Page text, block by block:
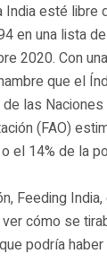
esté libre
en una lista
2020. Con
que el
las
(FAO)
el 14% de la
Feeding
cómo se
podría